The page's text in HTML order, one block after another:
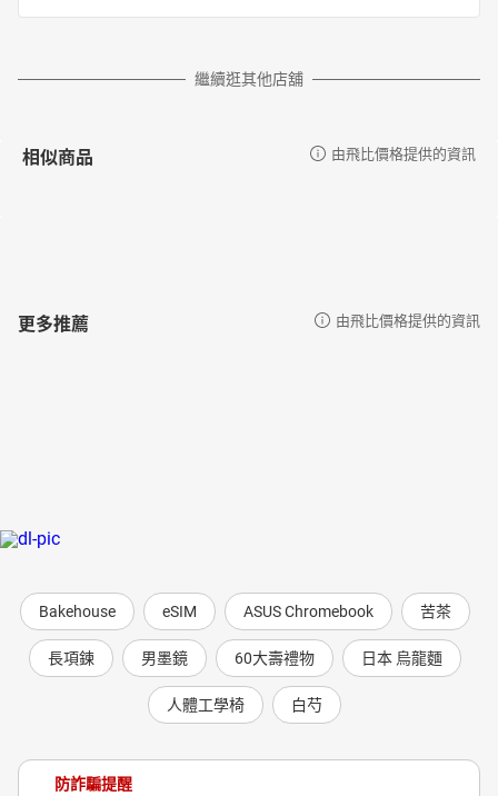
繼續逛其他店舖
相似商品 由飛比價格提供的資訊
更多推薦 由飛比價格提供的資訊
Bakehouse eSIM ASUS Chromebook 苦茶
長項鍊 男墨鏡 60大壽禮物 日本 烏龍麵
人體工學椅 白芍
防詐騙提醒